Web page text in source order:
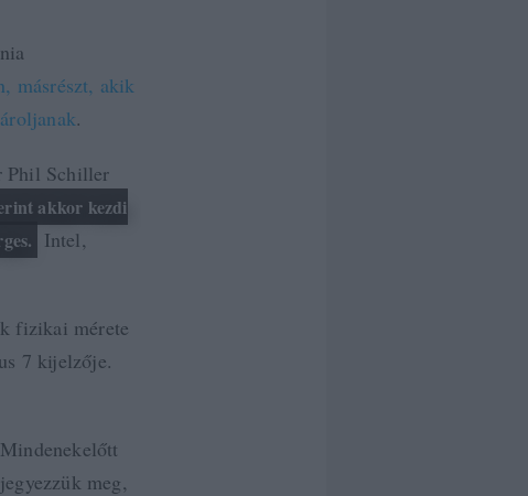
másrészt, akik
.
Phil Schiller
akkor kezdi
Intel,
fizikai mérete
7 kijelzője.
Mindenekelőtt
jegyezzük meg,